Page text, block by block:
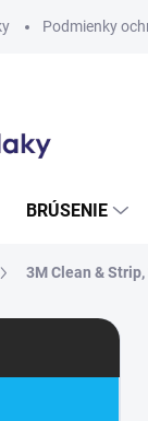
Podmienky
BRÚSENIE
3M Clean &